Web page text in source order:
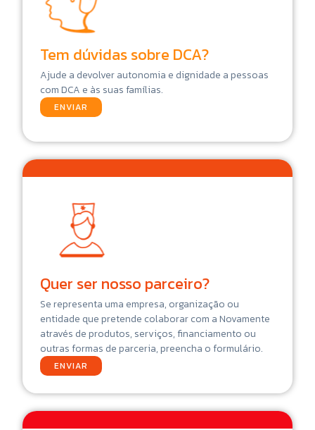
Tem dúvidas sobre DCA?
Ajude a devolver autonomia e dignidade a pessoas
com DCA e às suas famílias.
ENVIAR
Quer ser nosso parceiro?
Se representa uma empresa, organização ou
entidade que pretende colaborar com a Novamente
através de produtos, serviços, financiamento ou
outras formas de parceria, preencha o formulário.
ENVIAR